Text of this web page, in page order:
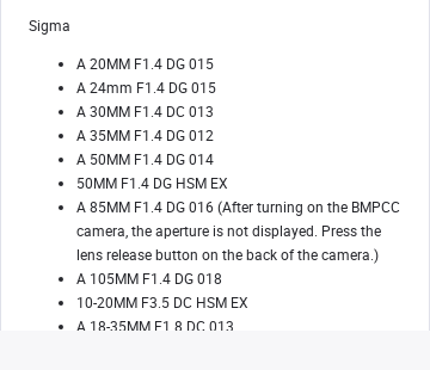
Sigma
A 20MM F1.4 DG 015
A 24mm F1.4 DG 015
A 30MM F1.4 DC 013
A 35MM F1.4 DG 012
A 50MM F1.4 DG 014
50MM F1.4 DG HSM EX
A 85MM F1.4 DG 016 (After turning on the BMPCC
camera, the aperture is not displayed. Press the
lens release button on the back of the camera.)
A 105MM F1.4 DG 018
10-20MM F3.5 DC HSM EX
A 18-35MM F1.8 DC 013